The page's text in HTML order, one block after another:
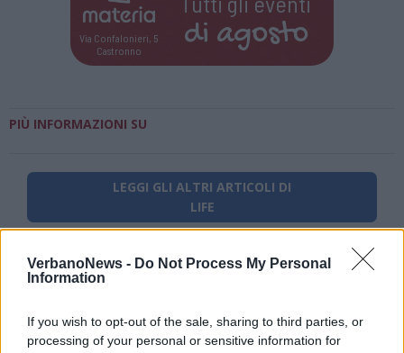
VerbanoNews - Do Not Process My Personal
Information
If you wish to opt-out of the sale, sharing to third parties, or
processing of your personal or sensitive information for
Via Confalonieri, 5
Castronno
di agosto
PIÙ INFORMAZIONI SU
LEGGI GLI ALTRI ARTICOLI DI
LIFE